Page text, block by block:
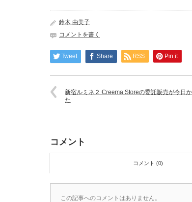
鈴木 由美子
コメントを書く
Tweet Share RSS Pin it
新宿ルミネ２ Creema Storeの委託販売が今日
た
コメント
コメント (0)
この記事へのコメントはありません。